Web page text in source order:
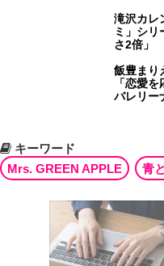
滝沢カレ
ミ」シリ
さ2倍」
飯豊まり
「恋愛
バレリー
キーワード
Mrs. GREEN APPLE
青